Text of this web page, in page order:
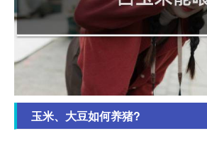
玉米、大豆如何养猪?